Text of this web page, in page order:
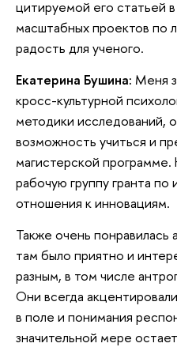
цитируемой его статьей
масштабных проектов
радость для ученого.
Екатерина Бушина: Меня
кросс-культурной
методики исследований,
возможность учиться и
магистерской
рабочую группу гранта
отношения к инновациям.
Также очень
там было приятно и
разным, в том числе
Они всегда
в поле и понимания
значительной мере